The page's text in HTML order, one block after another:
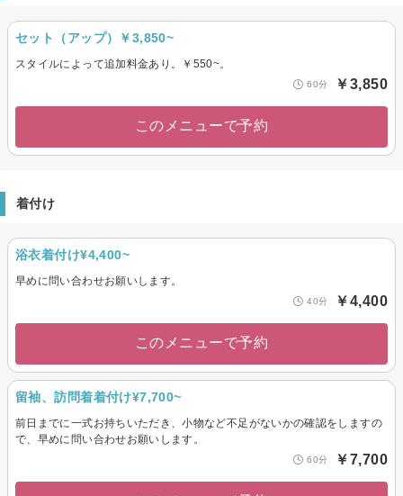
セット（アップ）￥3,850~
スタイルによって追加料金あり。￥550~。
60分 ￥3,850
このメニューで予約
着付け
浴衣着付け¥4,400~
早めに問い合わせお願いします。
40分 ￥4,400
このメニューで予約
留袖、訪問着着付け¥7,700~
前日までに一式お持ちいただき、小物など不足がないかの確認をしますの
で、早めに問い合わせお願いします。
60分 ￥7,700